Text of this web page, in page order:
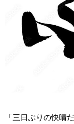
「三日ぶりの快晴